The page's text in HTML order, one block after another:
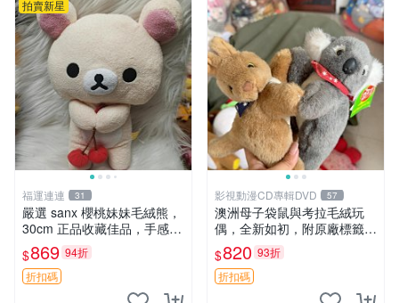
拍賣新星
福運連連 31
嚴選 sanx 櫻桃妹妹毛絨熊，
30cm 正品收藏佳品，手感極
軟，適合贈送與收藏 櫻桃妹
妹、sanx、毛絨熊
$869 94折
折扣碼
影視動漫CD專輯DVD 57
澳洲母子袋鼠與考拉毛絨玩
偶，全新如初，附原廠標籤，
手感極軟，適合贈送親朋好
友。袋鼠與考拉正版，精緻尺
寸，適合作為收藏或家飾擺
設，增添暖意。 母子、袋
$820 93折
折扣碼